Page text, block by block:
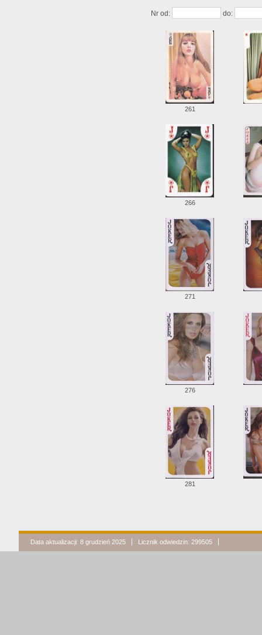
Nr od: do:
261
266
271
276
281
Data aktualizacji: 8 grudzień 2025 Licznik odwiedzin: 299505